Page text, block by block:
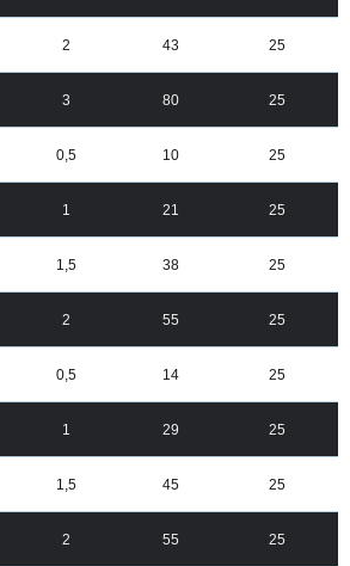
2 43 25
3 80 25
0,5 10 25
1 21 25
1,5 38 25
2 55 25
0,5 14 25
1 29 25
1,5 45 25
2 55 25